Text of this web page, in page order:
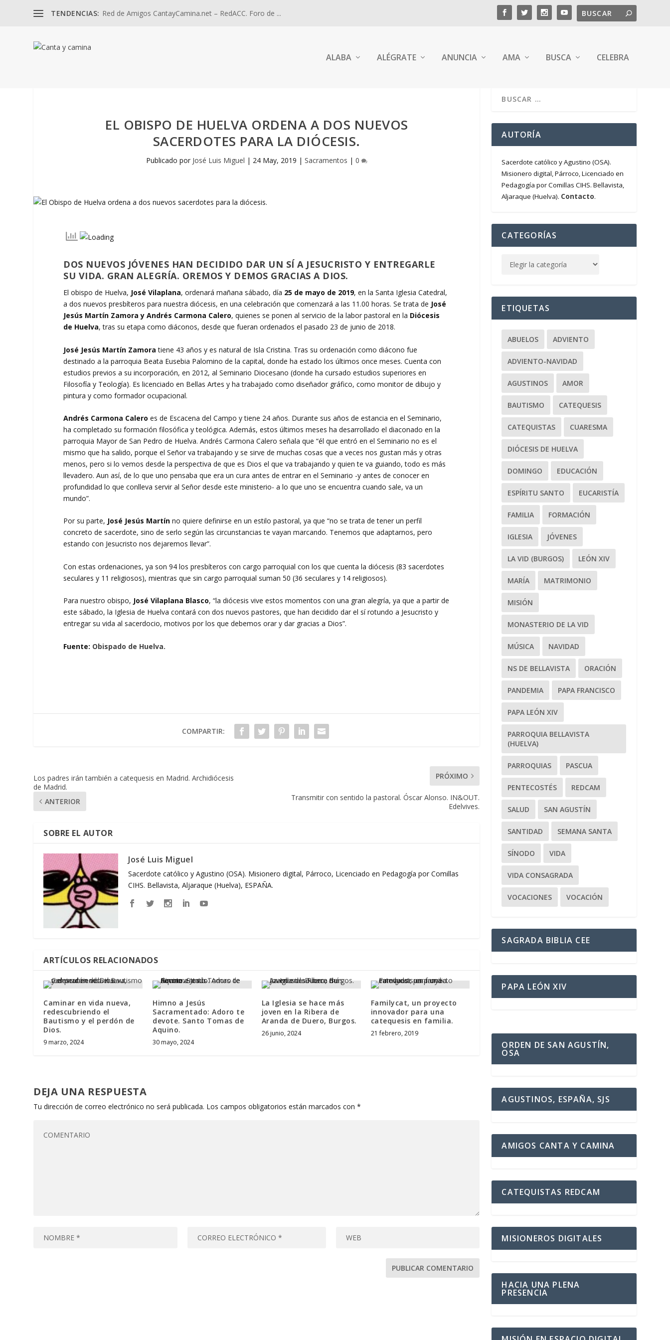
TENDENCIAS: Red de Amigos CantayCamina.net – RedACC. Foro de ...
ALABA ALÉGRATE ANUNCIA AMA BUSCA CELEBRA
EL OBISPO DE HUELVA ORDENA A DOS NUEVOS
SACERDOTES PARA LA DIÓCESIS.
Publicado por José Luis Miguel | 24 May, 2019 | Sacramentos | 0
DOS NUEVOS JÓVENES HAN DECIDIDO DAR UN SÍ A JESUCRISTO Y ENTREGARLE
SU VIDA. GRAN ALEGRÍA. OREMOS Y DEMOS GRACIAS A DIOS.
El obispo de Huelva, José Vilaplana, ordenará mañana sábado, día 25 de mayo de 2019, en la Santa Iglesia Catedral,
a dos nuevos presbíteros para nuestra diócesis, en una celebración que comenzará a las 11.00 horas. Se trata de José
Jesús Martín Zamora y Andrés Carmona Calero, quienes se ponen al servicio de la labor pastoral en la Diócesis
de Huelva, tras su etapa como diáconos, desde que fueran ordenados el pasado 23 de junio de 2018.
José Jesús Martín Zamora tiene 43 años y es natural de Isla Cristina. Tras su ordenación como diácono fue
destinado a la parroquia Beata Eusebia Palomino de la capital, donde ha estado los últimos once meses. Cuenta con
estudios previos a su incorporación, en 2012, al Seminario Diocesano (donde ha cursado estudios superiores en
Filosofía y Teología). Es licenciado en Bellas Artes y ha trabajado como diseñador gráfico, como monitor de dibujo y
pintura y como formador ocupacional.
Andrés Carmona Calero es de Escacena del Campo y tiene 24 años. Durante sus años de estancia en el Seminario,
ha completado su formación filosófica y teológica. Además, estos últimos meses ha desarrollado el diaconado en la
parroquia Mayor de San Pedro de Huelva. Andrés Carmona Calero señala que “él que entró en el Seminario no es el
mismo que ha salido, porque el Señor va trabajando y se sirve de muchas cosas que a veces nos gustan más y otras
menos, pero si lo vemos desde la perspectiva de que es Dios el que va trabajando y quien te va guiando, todo es más
llevadero. Aun así, de lo que uno pensaba que era un cura antes de entrar en el Seminario -y antes de conocer en
profundidad lo que conlleva servir al Señor desde este ministerio- a lo que uno se encuentra cuando sale, va un
mundo”.
Por su parte, José Jesús Martín no quiere definirse en un estilo pastoral, ya que “no se trata de tener un perfil
concreto de sacerdote, sino de serlo según las circunstancias te vayan marcando. Tenemos que adaptarnos, pero
estando con Jesucristo nos dejaremos llevar”.
Con estas ordenaciones, ya son 94 los presbíteros con cargo parroquial con los que cuenta la diócesis (83 sacerdotes
seculares y 11 religiosos), mientras que sin cargo parroquial suman 50 (36 seculares y 14 religiosos).
Para nuestro obispo, José Vilaplana Blasco, “la diócesis vive estos momentos con una gran alegría, ya que a partir de
este sábado, la Iglesia de Huelva contará con dos nuevos pastores, que han decidido dar el sí rotundo a Jesucristo y
entregar su vida al sacerdocio, motivos por los que debemos orar y dar gracias a Dios”.
Fuente: Obispado de Huelva.
COMPARTIR:
Los padres irán también a catequesis en Madrid. Archidiócesis
de Madrid.
ANTERIOR
PRÓXIMO
Transmitir con sentido la pastoral. Óscar Alonso. IN&OUT.
Edelvives.
SOBRE EL AUTOR
José Luis Miguel
Sacerdote católico y Agustino (OSA). Misionero digital, Párroco, Licenciado en Pedagogía por Comillas
CIHS. Bellavista, Aljaraque (Huelva), ESPAÑA.
ARTÍCULOS RELACIONADOS
Caminar en vida nueva,
redescubriendo el
Bautismo y el perdón de
Dios.
9 marzo, 2024
Himno a Jesús
Sacramentado: Adoro te
devote. Santo Tomas de
Aquino.
30 mayo, 2024
La Iglesia se hace más
joven en la Ribera de
Aranda de Duero, Burgos.
26 junio, 2024
Familycat, un proyecto
innovador para una
catequesis en familia.
21 febrero, 2019
DEJA UNA RESPUESTA
Tu dirección de correo electrónico no será publicada. Los campos obligatorios están marcados con*
AUTORÍA
Sacerdote católico y Agustino (OSA).
Misionero digital, Párroco, Licenciado en
Pedagogía por Comillas CIHS. Bellavista,
Aljaraque (Huelva). Contacto.
CATEGORÍAS
ETIQUETAS
ABUELOS ADVIENTO
ADVIENTO-NAVIDAD
AGUSTINOS AMOR
BAUTISMO CATEQUESIS
CATEQUISTAS CUARESMA
DIÓCESIS DE HUELVA
DOMINGO EDUCACIÓN
ESPÍRITU SANTO EUCARISTÍA
FAMILIA FORMACIÓN
IGLESIA JÓVENES
LA VID (BURGOS) LEÓN XIV
MARÍA MATRIMONIO
MISIÓN
MONASTERIO DE LA VID
MÚSICA NAVIDAD
NS DE BELLAVISTA ORACIÓN
PANDEMIA PAPA FRANCISCO
PAPA LEÓN XIV
PARROQUIA BELLAVISTA
(HUELVA)
PARROQUIAS PASCUA
PENTECOSTÉS REDCAM
SALUD SAN AGUSTÍN
SANTIDAD SEMANA SANTA
SÍNODO VIDA
VIDA CONSAGRADA
VOCACIONES VOCACIÓN
SAGRADA BIBLIA CEE
PAPA LEÓN XIV
ORDEN DE SAN AGUSTÍN,
OSA
AGUSTINOS, ESPAÑA, SJS
AMIGOS CANTA Y CAMINA
CATEQUISTAS REDCAM
MISIONEROS DIGITALES
HACIA UNA PLENA
PRESENCIA